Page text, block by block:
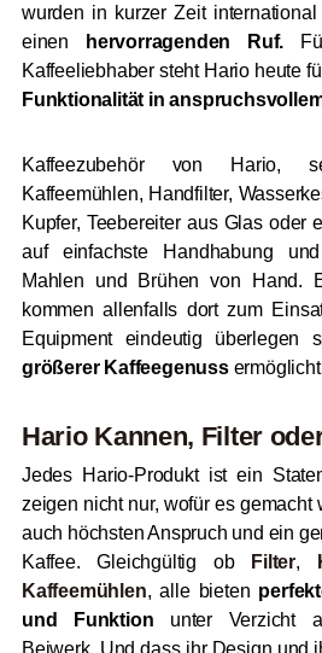
wurden in kurzer Zeit
einen
hervorragenden Ruf.
Kaffeeliebhaber steht Hario heute
Funktionalität in
Kaffeezubehör von Hario,
Kaffeemühlen, Handfilter,
Kupfer, Teebereiter aus Glas oder
auf einfachste Handhabung
Mahlen und Brühen von Hand.
kommen allenfalls dort zum
Equipment eindeutig überlegen
größerer Kaffeegenuss
Hario Kannen, Filter
Jedes Hario-Produkt ist ein
zeigen nicht nur, wofür es gemacht
auch höchsten Anspruch und ein
Kaffee. Gleichgültig ob
Filter,
Kaffeemühlen, alle bieten
und Funktion unter Verzicht
Beiwerk. Und dass ihr Design und